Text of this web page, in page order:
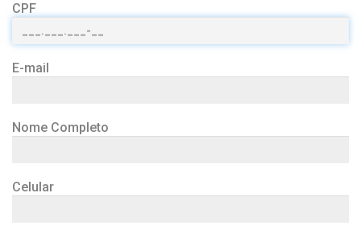
CPF
E-mail
Nome Completo
Celular